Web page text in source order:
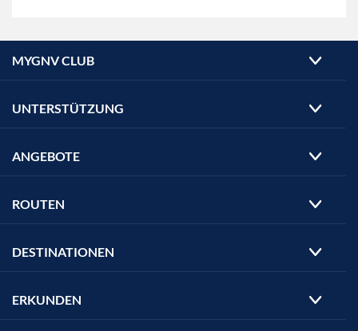
MYGNV CLUB
UNTERSTÜTZUNG
ANGEBOTE
ROUTEN
DESTINATIONEN
ERKUNDEN